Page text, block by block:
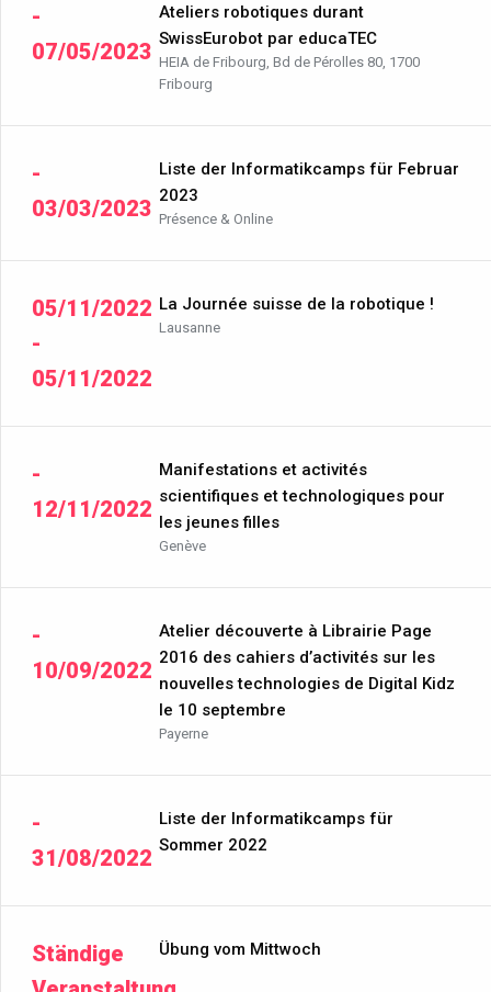
-
07/05/2023
Ateliers robotiques durant
SwissEurobot par educaTEC
HEIA de Fribourg, Bd de Pérolles 80, 1700
Fribourg
-
03/03/2023
Liste der Informatikcamps für Februar
2023
Présence & Online
05/11/2022
-
05/11/2022
La Journée suisse de la robotique !
Lausanne
-
12/11/2022
Manifestations et activités
scientifiques et technologiques pour
les jeunes filles
Genève
-
10/09/2022
Atelier découverte à Librairie Page
2016 des cahiers d’activités sur les
nouvelles technologies de Digital Kidz
le 10 septembre
Payerne
-
31/08/2022
Liste der Informatikcamps für
Sommer 2022
Ständige
Übung vom Mittwoch